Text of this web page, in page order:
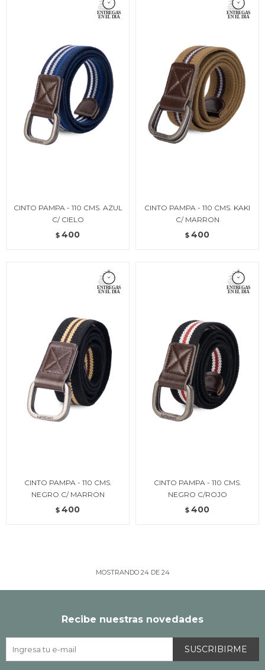
CINTO PAMPA - 110 CMS. AZUL
C/ CIELO
$ 400
CINTO PAMPA - 110 CMS. KAKI
C/ MARRON
$ 400
CINTO PAMPA - 110 CMS.
NEGRO C/ MARRON
$ 400
CINTO PAMPA - 110 CMS.
NEGRO C/ROJO
$ 400
MOSTRANDO 24DE 24
Recibe nuestras novedades
SUSCRIBIRME